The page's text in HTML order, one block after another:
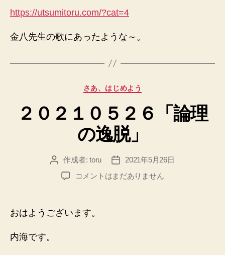
https://utsumitoru.com/?cat=4
金八先生の歌にあったような～。
カ
ゴ
リ
ー
さあ、はじめよう
２０２１０５２６「論理
の逸脱」
投
稿
作成者:toru
投
稿
日
2021年5月26日
２
１
０
コメントはまだありません
おはようございます。
内海です。